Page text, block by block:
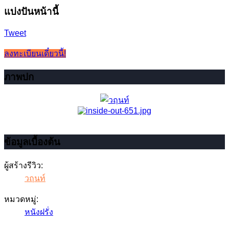
แบ่งปันหน้านี้
Tweet
ลงทะเบียนเดี๋ยวนี้!
ภาพปก
ข้อมูลเบื้องต้น
ผู้สร้างรีวิว:
วฤนท์
หมวดหมู่:
หนังฝรั่ง